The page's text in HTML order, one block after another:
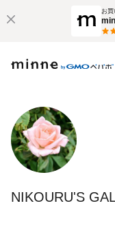
お
NIKOURU'S